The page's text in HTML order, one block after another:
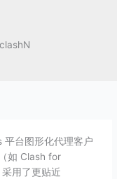
clashN
平台图形化代理客户
如 Clash for
用了更贴近